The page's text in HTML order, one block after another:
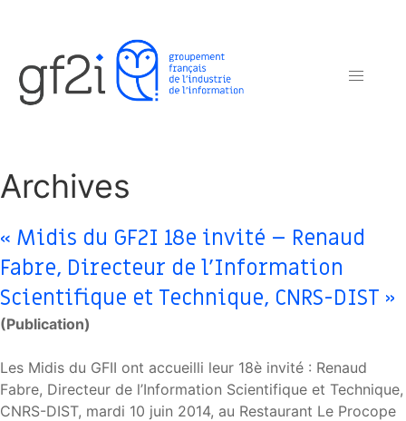
Archives
« Midis du GF2I 18e invité – Renaud
Fabre, Directeur de l’Information
Scientifique et Technique, CNRS-DIST »
(Publication)
Les Midis du GFII ont accueilli leur 18è invité : Renaud
Fabre, Directeur de l’Information Scientifique et Technique,
CNRS-DIST, mardi 10 juin 2014, au Restaurant Le Procope